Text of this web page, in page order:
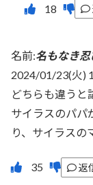
名前:名もなき
2024/01/23(火)
どちらも違うと
サイラスのパパ
り、サイラスの
返